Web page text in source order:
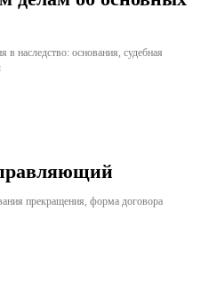
в наследство: основания, судебная
прекращения, форма договора